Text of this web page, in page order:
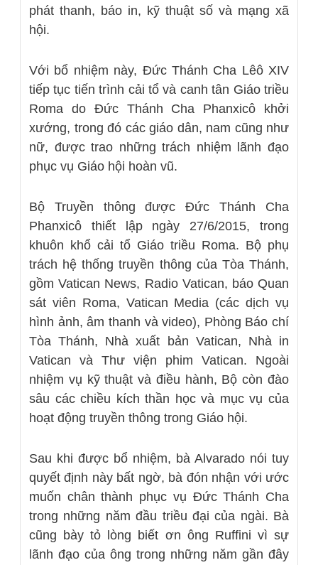
phát thanh, báo in, kỹ thuật số và mạng xã
hội.
Với bổ nhiệm này, Đức Thánh Cha Lêô XIV
tiếp tục tiến trình cải tổ và canh tân Giáo triều
Roma do Đức Thánh Cha Phanxicô khởi
xướng, trong đó các giáo dân, nam cũng như
nữ, được trao những trách nhiệm lãnh đạo
phục vụ Giáo hội hoàn vũ.
Bộ Truyền thông được Đức Thánh Cha
Phanxicô thiết lập ngày 27/6/2015, trong
khuôn khổ cải tổ Giáo triều Roma. Bộ phụ
trách hệ thống truyền thông của Tòa Thánh,
gồm Vatican News, Radio Vatican, báo Quan
sát viên Roma, Vatican Media (các dịch vụ
hình ảnh, âm thanh và video), Phòng Báo chí
Tòa Thánh, Nhà xuất bản Vatican, Nhà in
Vatican và Thư viện phim Vatican. Ngoài
nhiệm vụ kỹ thuật và điều hành, Bộ còn đào
sâu các chiều kích thần học và mục vụ của
hoạt động truyền thông trong Giáo hội.
Sau khi được bổ nhiệm, bà Alvarado nói tuy
quyết định này bất ngờ, bà đón nhận với ước
muốn chân thành phục vụ Đức Thánh Cha
trong những năm đầu triều đại của ngài. Bà
cũng bày tỏ lòng biết ơn ông Ruffini vì sự
lãnh đạo của ông trong những năm gần đây